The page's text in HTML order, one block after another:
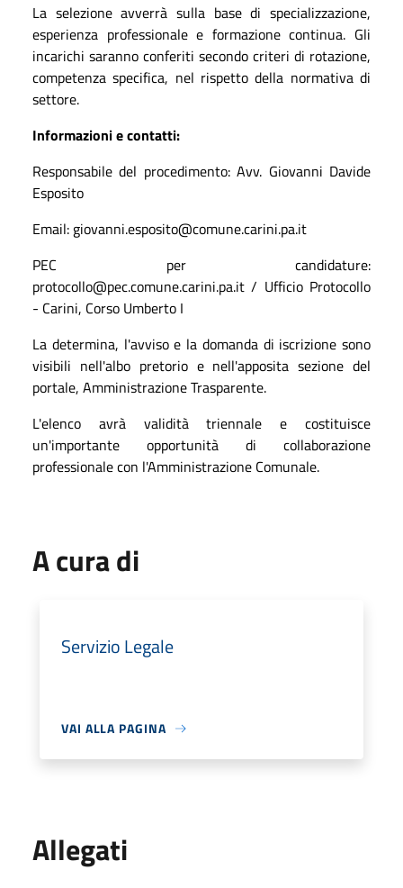
La selezione avverrà sulla base di specializzazione,
esperienza professionale e formazione continua. Gli
incarichi saranno conferiti secondo criteri di rotazione,
competenza specifica, nel rispetto della normativa di
settore.
Informazioni e contatti:
Responsabile del procedimento: Avv. Giovanni Davide
Esposito
Email: giovanni.esposito@comune.carini.pa.it
PEC per candidature:
protocollo@pec.comune.carini.pa.it / Ufficio Protocollo
- Carini, Corso Umberto I
La determina, l'avviso e la domanda di iscrizione sono
visibili nell'albo pretorio e nell'apposita sezione del
portale, Amministrazione Trasparente.
L'elenco avrà validità triennale e costituisce
un'importante opportunità di collaborazione
professionale con l'Amministrazione Comunale.
A cura di
Servizio Legale
VAI ALLA PAGINA
Allegati